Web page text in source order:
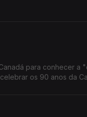
para conhecer a
os 90 anos da